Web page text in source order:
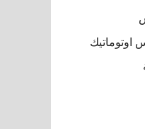
اوتوماتيك